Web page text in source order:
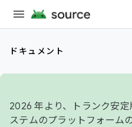
ドキュメント
2026 年より、トランク安
ステムのプラットフォーム